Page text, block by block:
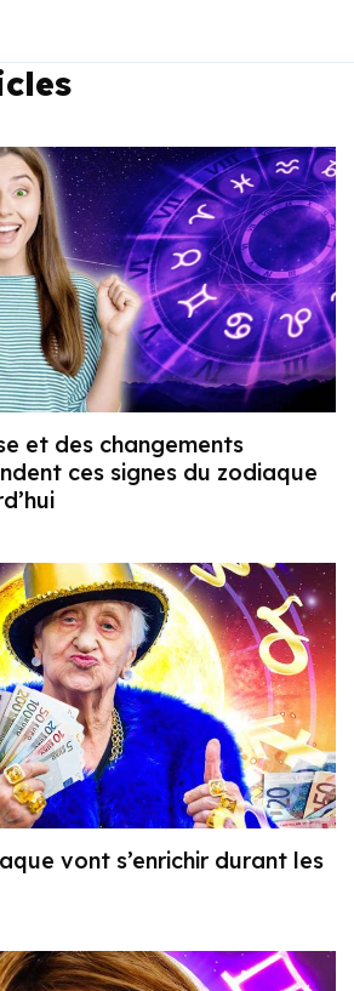
et des changements
ces signes du zodiaque
vont s’enrichir durant les